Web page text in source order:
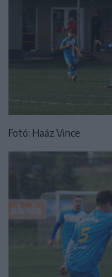
Fotó: Haáz Vince